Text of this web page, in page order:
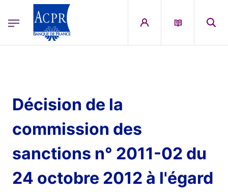
ACPR Menu Principal (French)
Décision de la
commission des
sanctions n° 2011-02 du
24 octobre 2012 à l'égard